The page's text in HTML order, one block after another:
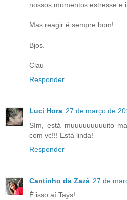
nossos momentos estresse e
Mas reagir é sempre bom!
Bjos.
Clau
Responder
Luci Hora 27 de março de
SIm, está muuuuuuuuuito
com vc!!! Está linda!
Responder
Cantinho da Zazá 27 de
É isso aí Tays!